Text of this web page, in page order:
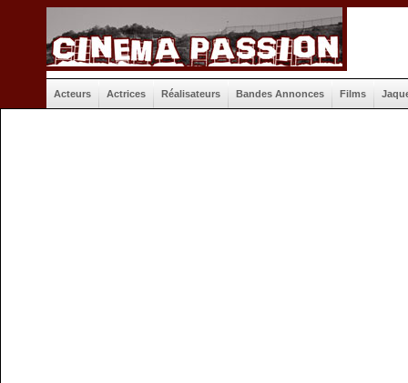
Acteurs Actrices Réalisateurs Bandes Annonces Films